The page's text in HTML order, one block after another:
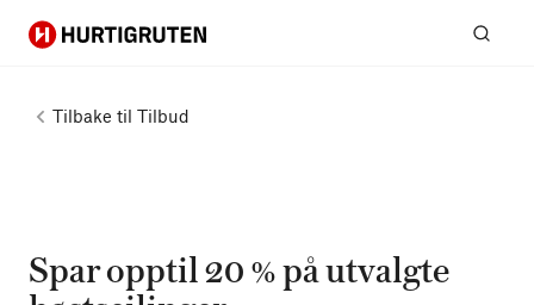
Hurtigruten
Tilbake til Tilbud
Spar opptil 20 % på utvalgte